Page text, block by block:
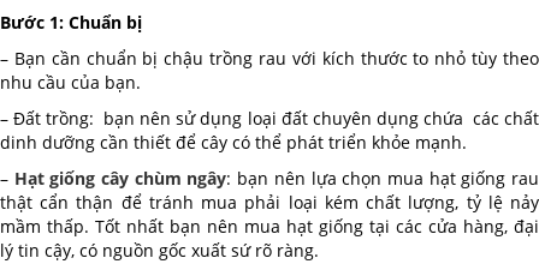
Bước 1: Chuẩn bị
– Bạn cần chuẩn bị chậu trồng rau với kích thước to nhỏ tùy theo
nhu cầu của bạn.
– Đất trồng: bạn nên sử dụng loại đất chuyên dụng chứa các chất
dinh dưỡng cần thiết để cây có thể phát triển khỏe mạnh.
– Hạt giống cây chùm ngây: bạn nên lựa chọn mua hạt giống rau
thật cẩn thận để tránh mua phải loại kém chất lượng, tỷ lệ nảy
mầm thấp. Tốt nhất bạn nên mua hạt giống tại các cửa hàng, đại
lý tin cậy, có nguồn gốc xuất sứ rõ ràng.